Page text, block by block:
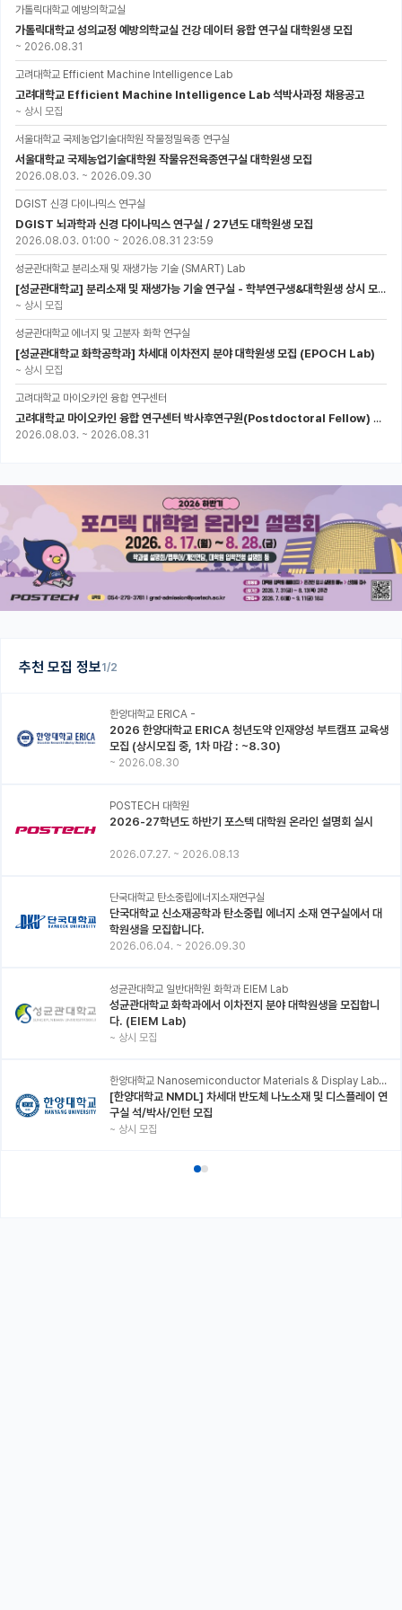
추천 모집 정보1/2
한양대학교 ERICA -
2026 한양대학교 ERICA 청년도약 인재양성 부트캠프 교육생
모집 (상시모집 중, 1차 마감 : ~8.30)
~ 2026.08.30
POSTECH 대학원
2026-27학년도 하반기 포스텍 대학원 온라인 설명회 실시
2026.07.27. ~ 2026.08.13
단국대학교 탄소중립에너지소재연구실
단국대학교 신소재공학과 탄소중립 에너지 소재 연구실에서 대
학원생을 모집합니다.
2026.06.04. ~ 2026.09.30
성균관대학교 일반대학원 화학과 EIEM Lab
성균관대학교 화학과에서 이차전지 분야 대학원생을 모집합니
다. (EIEM Lab)
~ 상시 모집
한양대학교 Nanosemiconductor Materials & Display Laboratory
[한양대학교 NMDL] 차세대 반도체 나노소재 및 디스플레이 연
구실 석/박사/인턴 모집
~ 상시 모집
가톨릭대학교 예방의학교실
가톨릭대학교 성의교정 예방의학교실 건강 데이터 융합 연구실 대학원생 모집
~ 2026.08.31
고려대학교 Efficient Machine Intelligence Lab
고려대학교 Efficient Machine Intelligence Lab 석박사과정 채용공고
~ 상시 모집
서울대학교 국제농업기술대학원 작물정밀육종 연구실
서울대학교 국제농업기술대학원 작물유전육종연구실 대학원생 모집
2026.08.03. ~ 2026.09.30
DGIST 신경 다이나믹스 연구실
DGIST 뇌과학과 신경 다이나믹스 연구실 / 27년도 대학원생 모집
2026.08.03. 01:00 ~ 2026.08.31 23:59
성균관대학교 분리소재 및 재생가능 기술 (SMART) Lab
[성균관대학교] 분리소재 및 재생가능 기술 연구실 - 학부연구생&대학원생 상시 모집 (미래에너지공학과)
~ 상시 모집
성균관대학교 에너지 및 고분자 화학 연구실
[성균관대학교 화학공학과] 차세대 이차전지 분야 대학원생 모집 (EPOCH Lab)
~ 상시 모집
고려대학교 마이오카인 융합 연구센터
고려대학교 마이오카인 융합 연구센터 박사후연구원(Postdoctoral Fellow) 모집
2026.08.03. ~ 2026.08.31